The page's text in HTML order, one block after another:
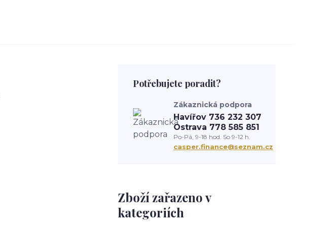
Zboží zařazeno v
kategoriích
Potřebujete poradit?
Zákaznická podpora
Havířov 736 232 307
Ostrava 778 585 851
Po-Pá, 9-18 hod. So 9-12 h.
casper.finance@seznam.cz